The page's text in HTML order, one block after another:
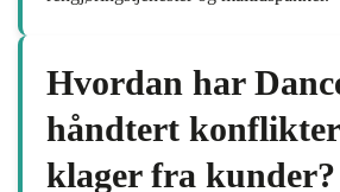
Hvordan har
håndtert
klager fra kunder?